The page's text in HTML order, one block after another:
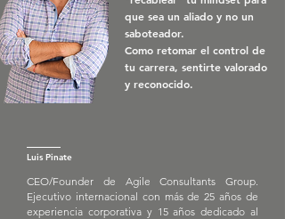
que sea un aliado y no un
saboteador.
Como retomar el control de
tu carrera, sentirte valorado
y reconocido.
Luis Pinate
CEO/Founder de Agile Consultants Group.
Ejecutivo internacional con más de 25 años de
experiencia corporativa y 15 años dedicado al